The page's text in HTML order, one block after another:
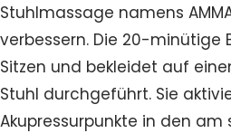
Stuhlmassage namens
verbessern. Die 20-minütige
Sitzen und bekleidet auf
Stuhl durchgeführt. Sie
Akupressurpunkte in den